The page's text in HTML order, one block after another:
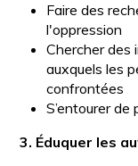
Faire des
l'oppression
Chercher des
auxquels les
confrontées
S’entourer
3. Éduquer les